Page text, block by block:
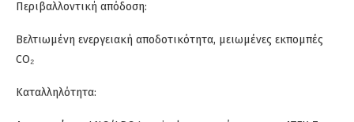
Περιβαλλοντική απόδοση:
Βελτιωμένη ενεργειακή αποδοτικότητα, μειωμένες εκπομπές
CO₂
Καταλληλότητα: